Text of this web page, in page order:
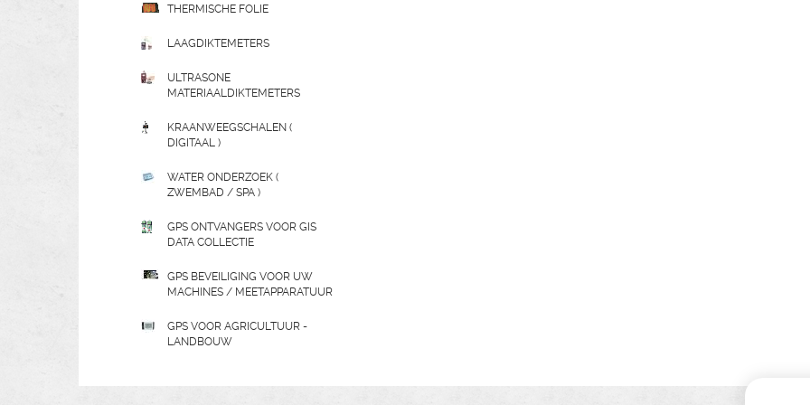
THERMISCHE FOLIE
LAAGDIKTEMETERS
ULTRASONE
MATERIAALDIKTEMETERS
KRAANWEEGSCHALEN (
DIGITAAL )
WATER ONDERZOEK (
ZWEMBAD / SPA )
GPS ONTVANGERS VOOR GIS
DATA COLLECTIE
GPS BEVEILIGING VOOR UW
MACHINES / MEETAPPARATUUR
GPS VOOR AGRICULTUUR -
LANDBOUW